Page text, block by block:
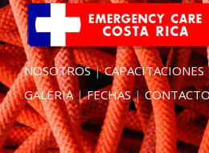
NOSOTROS|CAPACITACIONES
GALERIA|FECHAS|